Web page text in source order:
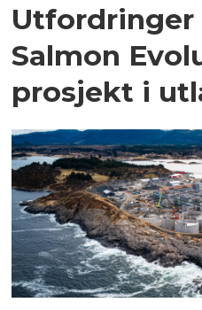
Utfordringer
Salmon
prosjekt i